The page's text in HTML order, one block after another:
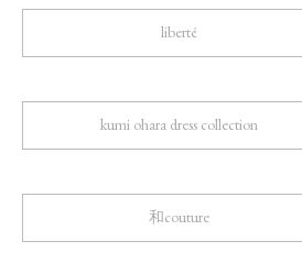
liberté
kumi ohara dress collection
和couture